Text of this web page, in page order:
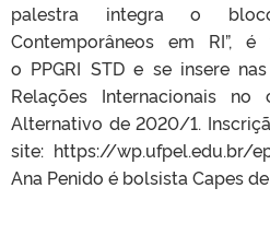
palestra integra o
Contemporâneos em RI”,
o PPGRI STD e se insere
Relações Internacionais no
Alternativo de 2020/1.
site: https://wp.ufpel.edu.br/
Ana Penido é bolsista Capes de